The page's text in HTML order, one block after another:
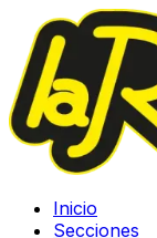
Inicio
Secciones